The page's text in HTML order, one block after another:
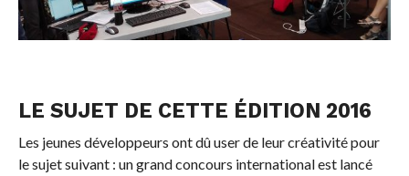
LE SUJET DE CETTE ÉDITION 2016
Les jeunes développeurs ont dû user de leur créativité pour
le sujet suivant : un grand concours international est lancé